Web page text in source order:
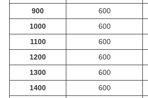
900
600
1000
600
1100
600
1200
600
1300
600
1400
600